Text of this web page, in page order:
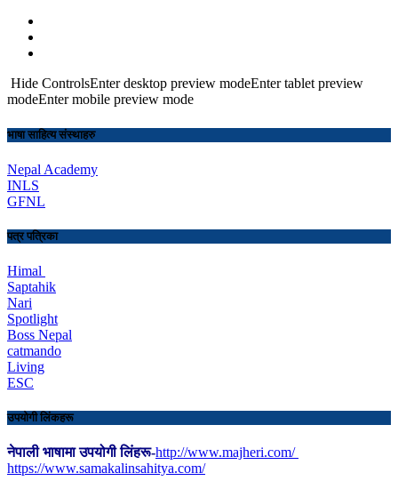
Hide ControlsEnter desktop preview modeEnter tablet preview
modeEnter mobile preview mode
भाषा साहित्य संस्थाहरु
Nepal Academy
INLS
GFNL
पत्र पत्रिका
Himal
Saptahik
Nari
Spotlight
Boss Nepal
catmando
Living
ESC
उपयोगी लिंकहरू
नेपाली भाषामा उपयोगी लिंहरू-http://www.majheri.com/
https://www.samakalinsahitya.com/